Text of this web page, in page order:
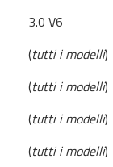
3.0 V6
(tutti i modelli)
(tutti i modelli)
(tutti i modelli)
(tutti i modelli)